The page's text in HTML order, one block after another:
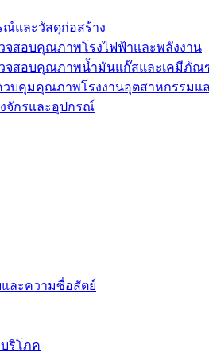
ณ์และวัสดุก่อสร้าง
จสอบคุณภาพโรงไฟฟ้าและพลังงาน
จสอบคุณภาพน้ำมันแก๊สและเคมีภัณ
วบคุมคุณภาพโรงงานอุตสาหกรรมแล
จักรและอุปกรณ์
ละความซื่อสัตย์
ริโภค